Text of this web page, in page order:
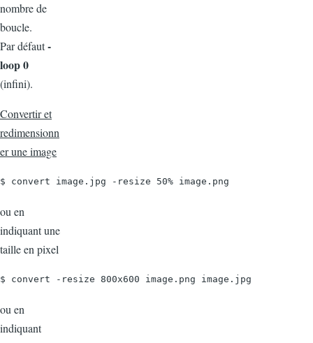
nombre de
boucle.
Par défaut-
loop 0
(infini).
Convertir et
redimensionn
er une image
$ convert image.jpg -resize 50% image.png
ou en
indiquant une
taille en pixel
$ convert -resize 800x600 image.png image.jpg
ou en
indiquant